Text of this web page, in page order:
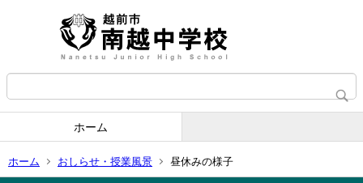
ホーム
ホーム おしらせ・授業風景 昼休みの様子